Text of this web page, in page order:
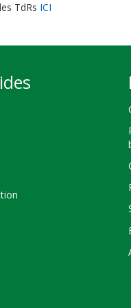
TdRs ICI